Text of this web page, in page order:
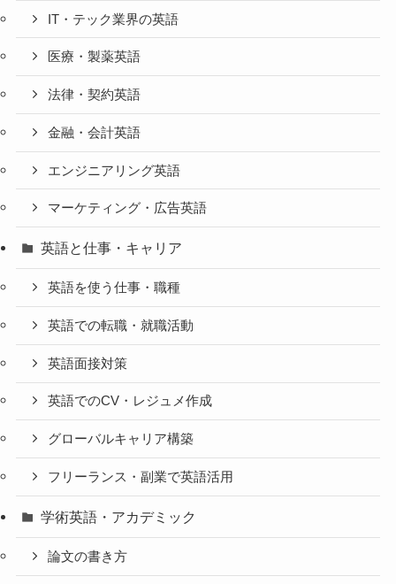
IT・テック業界の英語
医療・製薬英語
法律・契約英語
金融・会計英語
エンジニアリング英語
マーケティング・広告英語
英語と仕事・キャリア
英語を使う仕事・職種
英語での転職・就職活動
英語面接対策
英語でのCV・レジュメ作成
グローバルキャリア構築
フリーランス・副業で英語活用
学術英語・アカデミック
論文の書き方